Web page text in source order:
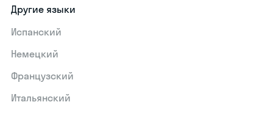
Другие языки
Испанский
Немецкий
Французский
Итальянский